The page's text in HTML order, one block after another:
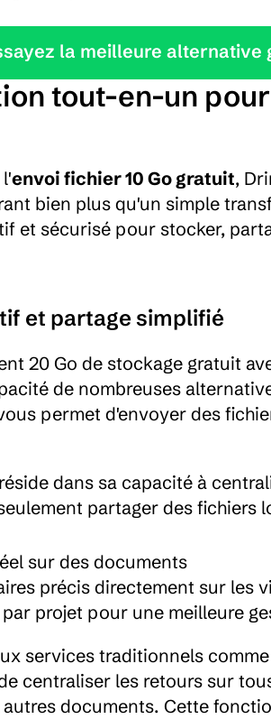
Essayez la meilleure
tout-en-un pour
envoi fichier 10 Go gratuit,
bien plus qu'un simple
et sécurisé pour stocker,
et partage simplifié
20 Go de stockage gratuit
de nombreuses
permet d'envoyer des
dans sa capacité à
partager des fichiers
sur des documents
précis directement sur les
projet pour une meilleure
services traditionnels
centraliser les retours sur
autres documents. Cette